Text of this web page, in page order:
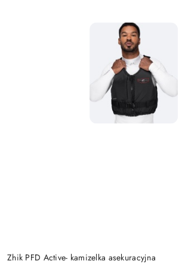
Zhik PFD Active- kamizelka asekuracyjna